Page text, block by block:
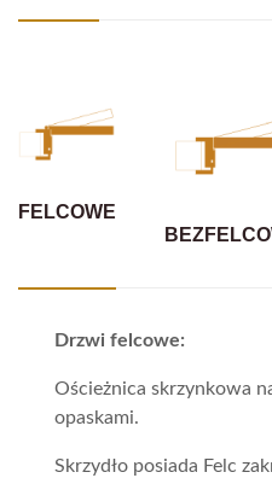
FELCOWE
Drzwi felcowe:
Ościeżnica skrzynkowa
opaskami.
Skrzydło posiada Felc